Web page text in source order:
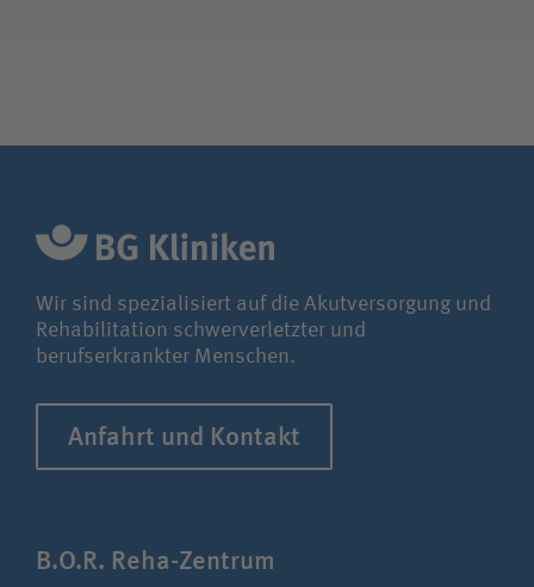
Wir sind spezialisiert auf die Akutversorgung und
Rehabilitation schwerverletzter und
berufserkrankter Menschen.
Anfahrt und Kontakt
B.O.R. Reha-Zentrum